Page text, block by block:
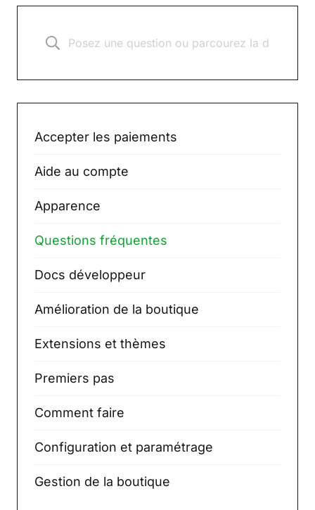
Accepter les paiements
Aide au compte
Apparence
Questions fréquentes
Docs développeur
Amélioration de la boutique
Extensions et thèmes
Premiers pas
Comment faire
Configuration et paramétrage
Gestion de la boutique